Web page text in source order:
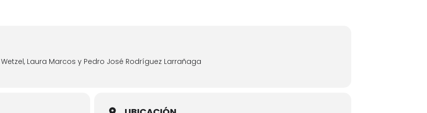
Laura Marcos y Pedro José Rodríguez Larrañaga